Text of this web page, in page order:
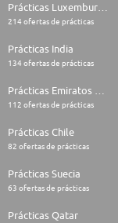
Prácticas Luxemburgo
214 ofertas de prácticas
Prácticas India
134 ofertas de prácticas
112 ofertas de prácticas
Prácticas Chile
82 ofertas de prácticas
Prácticas Suecia
63 ofertas de prácticas
Prácticas Qatar